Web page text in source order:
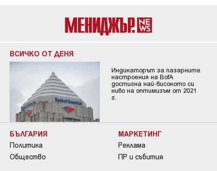
ВСИЧКО ОТ ДЕНЯ
Индикаторът за пазарните
настроения на BofA
достигна най-високото си
ниво на оптимизъм от 2021
г.
БЪЛГАРИЯ
Политика
Общество
МАРКЕТИНГ
Реклама
ПР и събития